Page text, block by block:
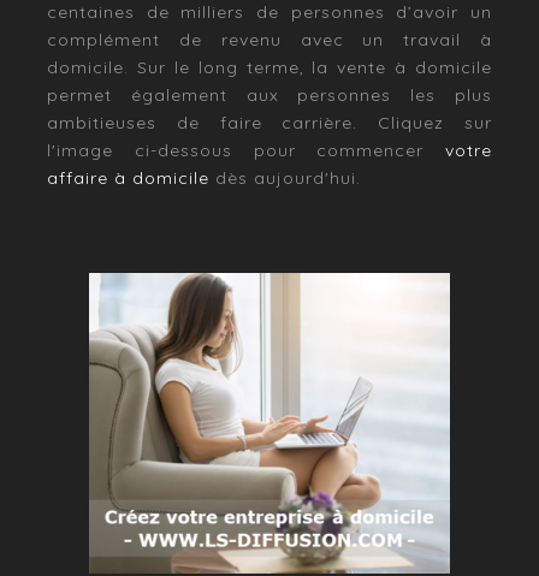
centaines de milliers de personnes d’avoir un
complément de revenu avec un travail à
domicile. Sur le long terme, la vente à domicile
permet également aux personnes les plus
ambitieuses de faire carrière. Cliquez sur
l'image ci-dessous pour commencer votre
affaire à domicile dès aujourd'hui.